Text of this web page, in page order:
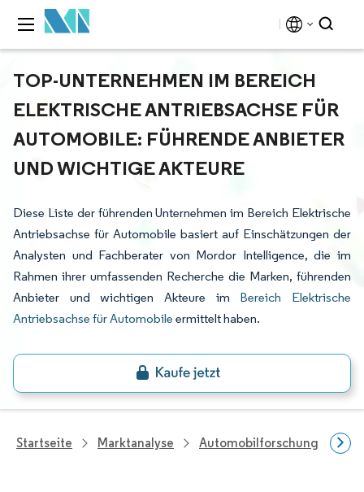
TOP-UNTERNEHMEN IM BEREICH
ELEKTRISCHE ANTRIEBSACHSE FÜR
AUTOMOBILE: FÜHRENDE ANBIETER
UND WICHTIGE AKTEURE
Diese Liste der führenden Unternehmen im Bereich Elektrische
Antriebsachse für Automobile basiert auf Einschätzungen der
Analysten und Fachberater von Mordor Intelligence, die im
Rahmen ihrer umfassenden Recherche die Marken, führenden
Anbieter und wichtigen Akteure im Bereich Elektrische
Antriebsachse für Automobile ermittelt haben.
Startseite Marktanalyse Automobilforschung